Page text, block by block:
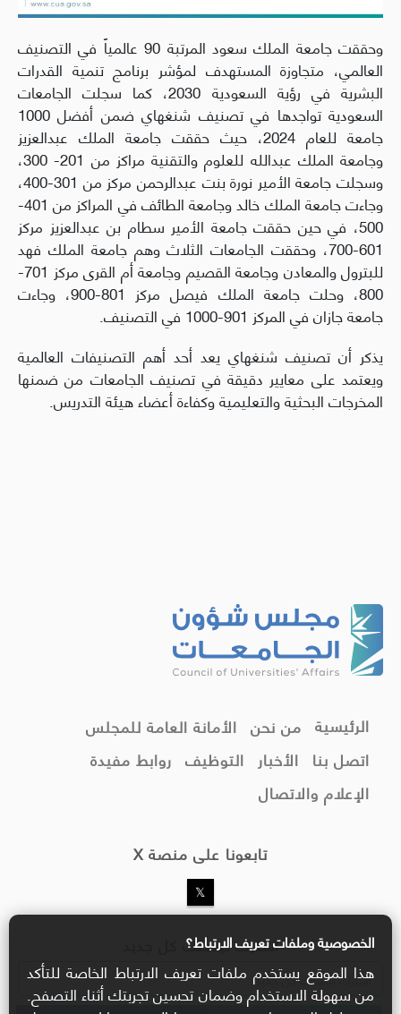
وحققت جامعة الملك سعود المرتبة 90 عالمياً في التصنيف
العالمي، متجاوزة المستهدف لمؤشر برنامج تنمية القدرات
البشرية في رؤية السعودية 2030، كما سجلت الجامعات
السعودية تواجدها في تصنيف شنغهاي ضمن أفضل 1000
جامعة للعام 2024، حيث حققت جامعة الملك عبدالعزيز
وجامعة الملك عبدالله للعلوم والتقنية مراكز من 201- 300،
وسجلت جامعة الأمير نورة بنت عبدالرحمن مركز من 301-400،
وجاءت جامعة الملك خالد وجامعة الطائف في المراكز من 401-
500، في حين حققت جامعة الأمير سطام بن عبدالعزيز مركز
601-700، وحققت الجامعات الثلاث وهم جامعة الملك فهد
للبترول والمعادن وجامعة القصيم وجامعة أم القرى مركز 701-
800، وحلت جامعة الملك فيصل مركز 801-900، وجاءت
جامعة جازان في المركز 901-1000 في التصنيف.
يذكر أن تصنيف شنغهاي يعد أحد أهم التصنيفات العالمية
ويعتمد على معايير دقيقة في تصنيف الجامعات من ضمنها
المخرجات البحثية والتعليمية وكفاءة أعضاء هيئة التدريس.
الرئيسية من نحن الأمانة العامة للمجلس
اتصل بنا الأخبار التوظيف روابط مفيدة
الإعلام والاتصال
تابعونا على منصة X
اشترك ليصلك كل جديد
الخصوصية وملفات تعريف الارتباط؟
هذا الموقع يستخدم ملفات تعريف الارتباط الخاصة للتأكد
من سهولة الاستخدام وضمان تحسين تجربتك أثناء التصفح.